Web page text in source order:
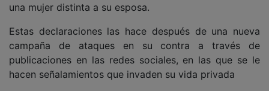
una mujer distinta a su esposa.
Estas declaraciones las hace después de una nueva
campaña de ataques en su contra a través de
publicaciones en las redes sociales, en las que se le
hacen señalamientos que invaden su vida privada